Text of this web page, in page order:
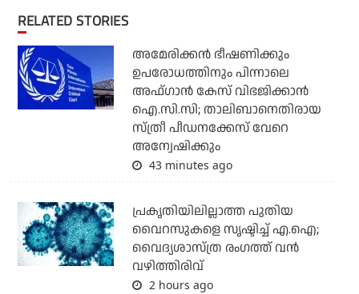
RELATED STORIES
അമേരിക്കന്‍ ഭീഷണിക്കും
ഉപരോധത്തിനും പിന്നാലെ
അഫ്ഗാന്‍ കേസ് വിഭജിക്കാന്‍
ഐ.സി.സി; താലിബാനെതിരായ
സ്ത്രീ പീഡനക്കേസ് വേറെ
അന്വേഷിക്കും
43 minutes ago
പ്രകൃതിയിലില്ലാത്ത പുതിയ
വൈറസുകളെ സൃഷ്ടിച്ച് എ.ഐ;
വൈദ്യശാസ്ത്ര രംഗത്ത് വന്‍
വഴിത്തിരിവ്
2 hours ago